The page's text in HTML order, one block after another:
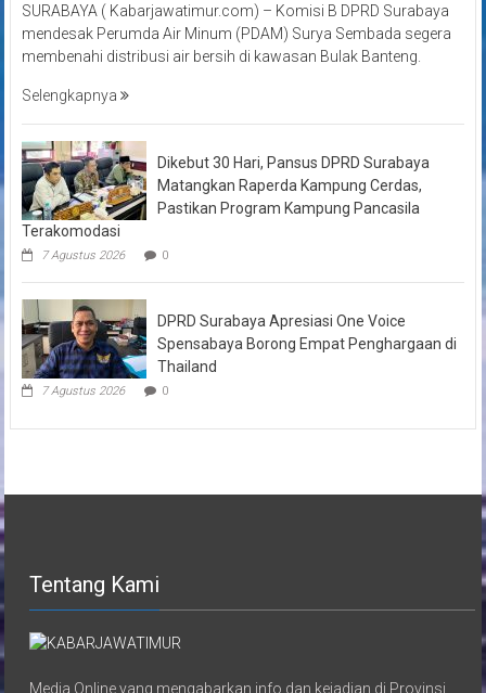
SURABAYA ( Kabarjawatimur.com) – Komisi B DPRD Surabaya
mendesak Perumda Air Minum (PDAM) Surya Sembada segera
membenahi distribusi air bersih di kawasan Bulak Banteng.
Selengkapnya
Dikebut 30 Hari, Pansus DPRD Surabaya
Matangkan Raperda Kampung Cerdas,
Pastikan Program Kampung Pancasila
Terakomodasi
7 Agustus 2026 0
DPRD Surabaya Apresiasi One Voice
Spensabaya Borong Empat Penghargaan di
Thailand
7 Agustus 2026 0
Tentang Kami
Media Online yang mengabarkan info dan kejadian di Provinsi